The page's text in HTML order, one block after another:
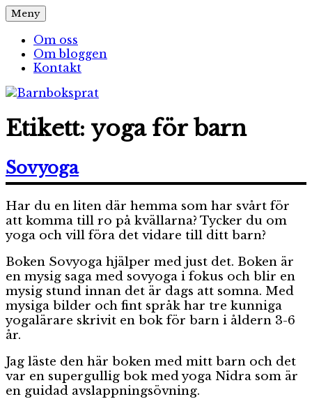
Hoppa
till
innehåll
Barnboksprat
– en blogg om barnböcker
Meny
Om oss
Om bloggen
Kontakt
Etikett: yoga för barn
Sovyoga
Har du en liten där hemma som har svårt för
att komma till ro på kvällarna? Tycker du om
yoga och vill föra det vidare till ditt barn?
Boken Sovyoga hjälper med just det. Boken är
en mysig saga med sovyoga i fokus och blir en
mysig stund innan det är dags att somna. Med
mysiga bilder och fint språk har tre kunniga
yogalärare skrivit en bok för barn i åldern 3-6
år.
Jag läste den här boken med mitt barn och det
var en supergullig bok med yoga Nidra som är
en guidad avslappningsövning.